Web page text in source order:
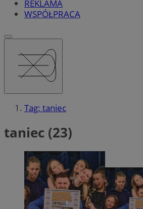
REKLAMA
WSPÓŁPRACA
Tag: taniec
taniec (23)